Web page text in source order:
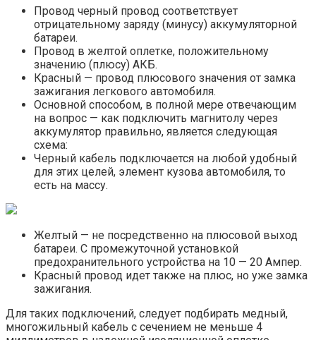
Провод черный провод соответствует
отрицательному заряду (минусу) аккумуляторной
батареи.
Провод в желтой оплетке, положительному
значению (плюсу) АКБ.
Красный — провод плюсового значения от замка
зажигания легкового автомобиля.
Основной способом, в полной мере отвечающим
на вопрос — как подключить магнитолу через
аккумулятор правильно, является следующая
схема:
Черный кабель подключается на любой удобный
для этих целей, элемент кузова автомобиля, то
есть на массу.
Желтый — не посредственно на плюсовой выход
батареи. С промежуточной установкой
предохранительного устройства на 10 — 20 Ампер.
Красный провод идет также на плюс, но уже замка
зажигания.
Для таких подключений, следует подбирать медный,
многожильный кабель с сечением не меньше 4